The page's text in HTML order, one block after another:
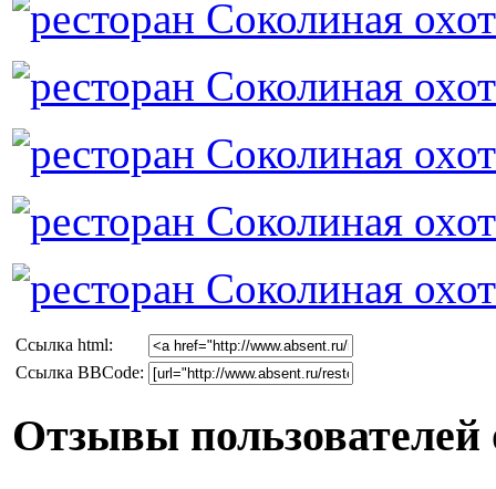
Cсылка html:
Ссылка BBCode:
Отзывы пользователей